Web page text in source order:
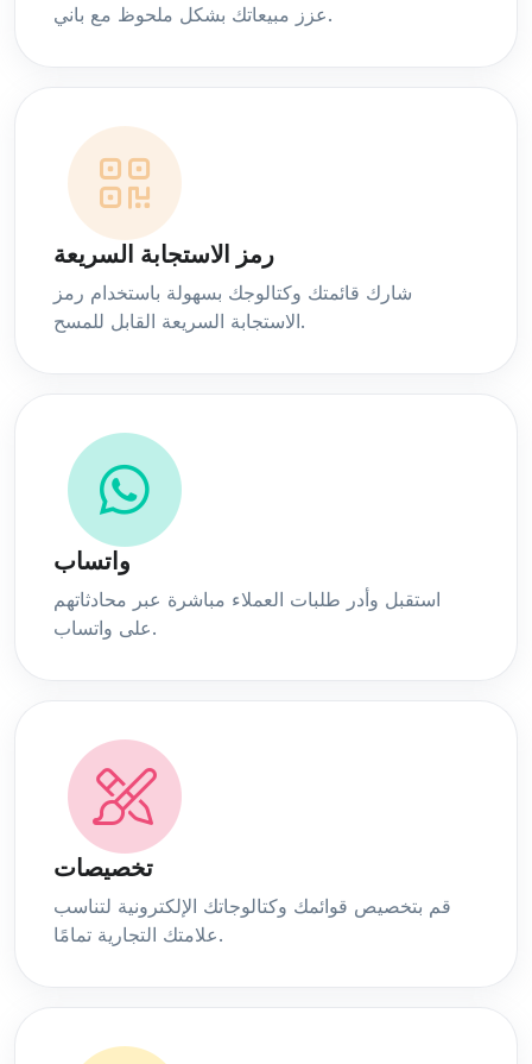
عزز مبيعاتك بشكل ملحوظ مع باني.
رمز الاستجابة السريعة
شارك قائمتك وكتالوجك بسهولة باستخدام رمز
الاستجابة السريعة القابل للمسح.
واتساب
استقبل وأدر طلبات العملاء مباشرة عبر محادثاتهم
على واتساب.
تخصيصات
قم بتخصيص قوائمك وكتالوجاتك الإلكترونية لتناسب
علامتك التجارية تمامًا.